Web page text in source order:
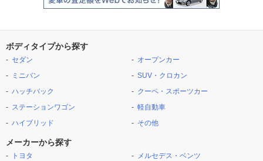
ボディタイプから探す
セダン
ミニバン
ハッチバック
ステーションワゴン
ハイブリッド
オープンカー
SUV・クロカン
クーペ・スポーツカー
軽自動車
その他
メーカーから探す
トヨタ
メルセデス・ベンツ